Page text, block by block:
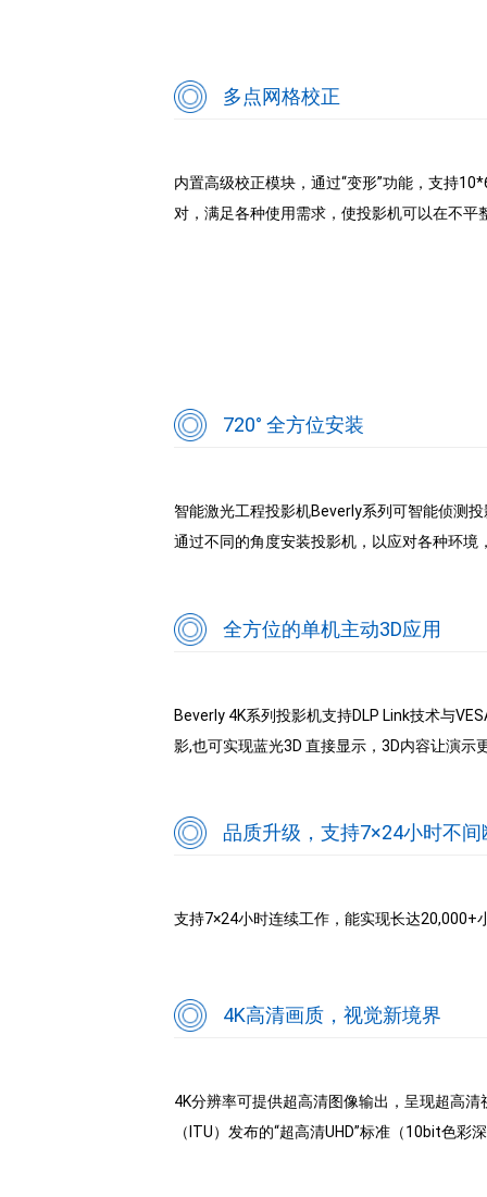
多点网格校正
内置高级校正模块，通过“变形”功能，支持
对，满足各种使用需求，使投影机可以在不
720° 全方位安装
智能激光工程投影机Beverly系列可智能侦测
通过不同的角度安装投影机，以应对各种环境
全方位的单机主动3D应用
Beverly 4K系列投影机支持DLP Link技术与
影,也可实现蓝光3D 直接显示，3D内容让演示
品质升级，支持7×24小时不间
支持7×24小时连续工作，能实现长达20,000+
4K高清画质，视觉新境界
4K分辨率可提供超高清图像输出，呈现超高
（ITU）发布的“超高清UHD”标准（10bit色